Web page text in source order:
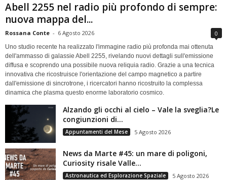
Abell 2255 nel radio più profondo di sempre:
nuova mappa del...
Rossana Conte - 6 Agosto 2026 0
Uno studio recente ha realizzato l'immagine radio più profonda mai ottenuta
dell'ammasso di galassie Abell 2255, rivelando nuovi dettagli sull'emissione
diffusa e scoprendo una possibile nuova reliquia radio. Grazie a una tecnica
innovativa che ricostruisce l'orientazione del campo magnetico a partire
dall'emissione di sincrotrone, i ricercatori hanno ricostruito la complessa
dinamica che plasma questo enorme laboratorio cosmico.
Alzando gli occhi al cielo – Vale la sveglia?Le
congiunzioni di...
Appuntamenti del Mese 5 Agosto 2026
News da Marte #45: un mare di poligoni,
Curiosity risale Valle...
Astronautica ed Esplorazione Spaziale 5 Agosto 2026